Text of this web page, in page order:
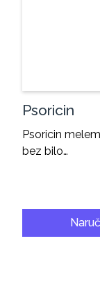
Psoricin
Psoricin
bez bilo…